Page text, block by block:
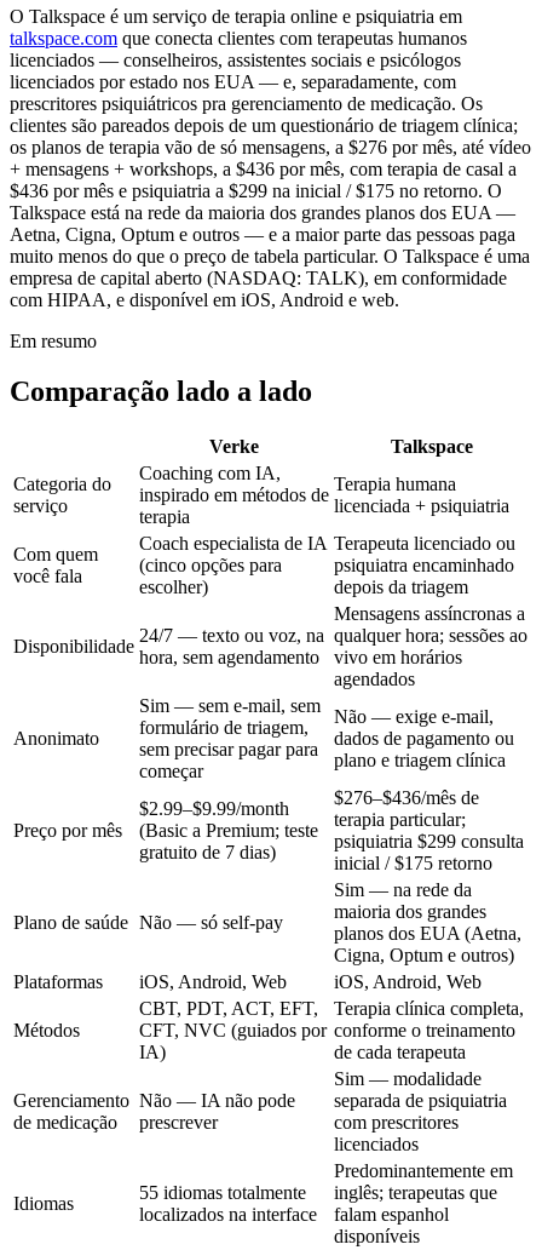
O Talkspace é um serviço de terapia online e psiquiatria em
talkspace.com que conecta clientes com terapeutas humanos
licenciados — conselheiros, assistentes sociais e psicólogos
licenciados por estado nos EUA — e, separadamente, com
prescritores psiquiátricos pra gerenciamento de medicação. Os
clientes são pareados depois de um questionário de triagem clínica;
os planos de terapia vão de só mensagens, a $276 por mês, até vídeo
+ mensagens + workshops, a $436 por mês, com terapia de casal a
$436 por mês e psiquiatria a $299 na inicial / $175 no retorno. O
Talkspace está na rede da maioria dos grandes planos dos EUA —
Aetna, Cigna, Optum e outros — e a maior parte das pessoas paga
muito menos do que o preço de tabela particular. O Talkspace é uma
empresa de capital aberto (NASDAQ: TALK), em conformidade
com HIPAA, e disponível em iOS, Android e web.
Em resumo
Comparação lado a lado
Verke
Talkspace
Categoria do
serviço
Coaching com IA,
inspirado em métodos de
terapia
Terapia humana
licenciada + psiquiatria
Com quem
você fala
Coach especialista de IA
(cinco opções para
escolher)
Terapeuta licenciado ou
psiquiatra encaminhado
depois da triagem
Disponibilidade
24/7 — texto ou voz, na
hora, sem agendamento
Mensagens assíncronas a
qualquer hora; sessões ao
vivo em horários
agendados
Anonimato
Sim — sem e-mail, sem
formulário de triagem,
sem precisar pagar para
começar
Não — exige e-mail,
dados de pagamento ou
plano e triagem clínica
Preço por mês
$2.99–$9.99/month
(Basic a Premium; teste
gratuito de 7 dias)
$276–$436/mês de
terapia particular;
psiquiatria $299 consulta
inicial /$175 retorno
Plano de saúde Não — só self-pay
Sim — na rede da
maioria dos grandes
planos dos EUA (Aetna,
Cigna, Optum e outros)
Plataformas
iOS, Android, Web iOS, Android, Web
Métodos
CBT, PDT, ACT, EFT,
CFT, NVC (guiados por
IA)
Terapia clínica completa,
conforme o treinamento
de cada terapeuta
Gerenciamento
de medicação
Não — IA não pode
prescrever
Sim — modalidade
separada de psiquiatria
com prescritores
licenciados
Idiomas
55 idiomas totalmente
localizados na interface
Predominantemente em
inglês; terapeutas que
falam espanhol
disponíveis